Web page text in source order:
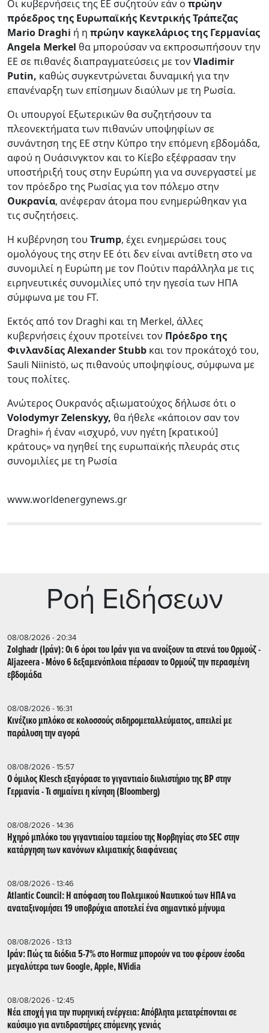
Οι κυβερνήσεις της ΕΕ συζητούν εάν ο πρώην
πρόεδρος της Ευρωπαϊκής Κεντρικής Τράπεζας
Mario Draghi ή η πρώην καγκελάριος της Γερμανίας
Angela Merkel θα μπορούσαν να εκπροσωπήσουν την
ΕΕ σε πιθανές διαπραγματεύσεις με τον Vladimir
Putin, καθώς συγκεντρώνεται δυναμική για την
επανέναρξη των επίσημων διαύλων με τη Ρωσία.
Οι υπουργοί Εξωτερικών θα συζητήσουν τα
πλεονεκτήματα των πιθανών υποψηφίων σε
συνάντηση της ΕΕ στην Κύπρο την επόμενη εβδομάδα,
αφού η Ουάσινγκτον και το Κίεβο εξέφρασαν την
υποστήριξή τους στην Ευρώπη για να συνεργαστεί με
τον πρόεδρο της Ρωσίας για τον πόλεμο στην
Ουκρανία, ανέφεραν άτομα που ενημερώθηκαν για
τις συζητήσεις.
Η κυβέρνηση του Trump, έχει ενημερώσει τους
ομολόγους της στην ΕΕ ότι δεν είναι αντίθετη στο να
συνομιλεί η Ευρώπη με τον Πούτιν παράλληλα με τις
ειρηνευτικές συνομιλίες υπό την ηγεσία των ΗΠΑ
σύμφωνα με του FT.
Εκτός από τον Draghi και τη Merkel, άλλες
κυβερνήσεις έχουν προτείνει τον Πρόεδρο της
Φινλανδίας Alexander Stubb και τον προκάτοχό του,
Sauli Niinistö, ως πιθανούς υποψηφίους, σύμφωνα με
τους πολίτες.
Ανώτερος Ουκρανός αξιωματούχος δήλωσε ότι ο
Volodymyr Zelenskyy, θα ήθελε «κάποιον σαν τον
Draghi» ή έναν «ισχυρό, νυν ηγέτη [κρατικού]
κράτους» να ηγηθεί της ευρωπαϊκής πλευράς στις
συνομιλίες με τη Ρωσία
www.worldenergynews.gr
Ρoή Ειδήσεων
08/08/2026 - 20:34
Zolghadr (Ιράν): Οι 6 όροι του Ιράν για να ανοίξουν τα στενά του Ορμούζ -
Aljazeera - Mόνο 6 δεξαμενόπλοια πέρασαν το Ορμούζ την περασμένη
εβδομάδα
08/08/2026 - 16:31
Κινέζικο μπλόκο σε κολοσσούς σιδηρομεταλλεύματος, απειλεί με
παράλυση την αγορά
08/08/2026 - 15:57
Ο όμιλος Klesch εξαγόρασε το γιγαντιαίο διυλιστήριο της BP στην
Γερμανία - Τι σημαίνει η κίνηση (Βloomberg)
08/08/2026 - 14:36
Ηχηρό μπλόκο του γιγαντιαίου ταμείου της Νορβηγίας στο SEC στην
κατάργηση των κανόνων κλιματικής διαφάνειας
08/08/2026 - 13:46
Atlantic Council: Η απόφαση του Πολεμικού Ναυτικού των ΗΠΑ να
αναταξινομήσει 19 υποβρύχια αποτελεί ένα σημαντικό μήνυμα
08/08/2026 - 13:13
Ιράν: Πώς τα διόδια 5-7% στο Hormuz μπορούν να του φέρουν έσοδα
μεγαλύτερα των Google, Apple, NVidia
08/08/2026 - 12:45
Νέα εποχή για την πυρηνική ενέργεια: Απόβλητα μετατρέπονται σε
καύσιμο για αντιδραστήρες επόμενης γενιάς